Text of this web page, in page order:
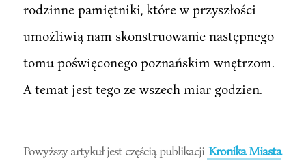
rodzinne pamiętniki, które w przyszłości
umożliwią nam skonstruowanie następnego
tomu poświęconego poznańskim wnętrzom.
A temat jest tego ze wszech miar godzien.
Powyższy artykuł jest częścią publikacji Kronika Miasta